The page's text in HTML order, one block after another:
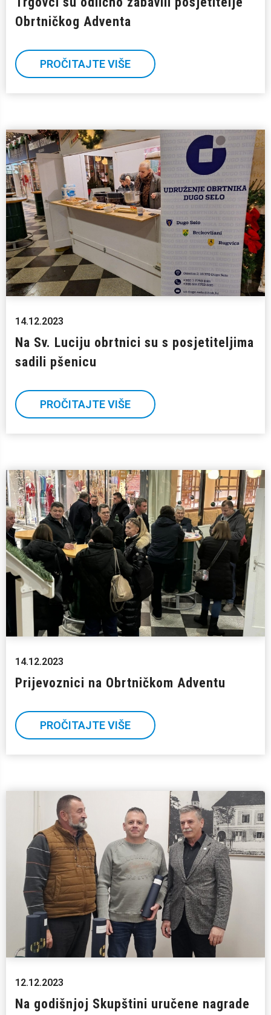
Obrtničkog Adventa
PROČITAJTE VIŠE
14.12.2023
Na Sv. Luciju obrtnici su s posjetiteljima
sadili pšenicu
PROČITAJTE VIŠE
14.12.2023
Prijevoznici na Obrtničkom Adventu
PROČITAJTE VIŠE
12.12.2023
Na godišnjoj Skupštini uručene nagrade